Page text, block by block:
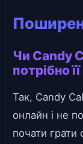
Чи Candy
потрібно
Так, Candy
онлайн і не
почати грати